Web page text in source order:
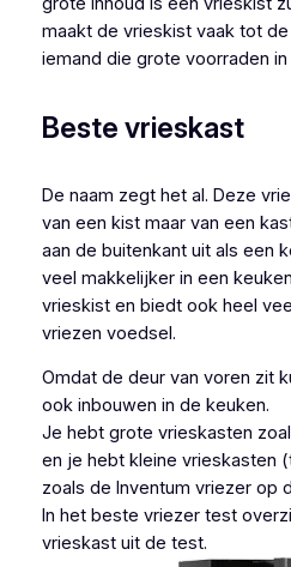
maakt de vrieskist vaak tot
iemand die grote voorraden
Beste vrieskast
De naam zegt het al. Deze
van een kist maar van een
aan de buitenkant uit als een
veel makkelijker in een
vrieskist en biedt ook heel
vriezen voedsel.
Omdat de deur van voren zit
ook inbouwen in de keuken.
Je hebt grote vrieskasten
en je hebt kleine vrieskasten
zoals de Inventum vriezer op
In het beste vriezer test
vrieskast uit de test.